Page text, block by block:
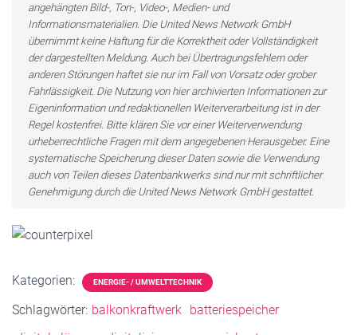
angehängten Bild-, Ton-, Video-, Medien- und
Informationsmaterialien. Die United News Network GmbH
übernimmt keine Haftung für die Korrektheit oder Vollständigkeit
der dargestellten Meldung. Auch bei Übertragungsfehlern oder
anderen Störungen haftet sie nur im Fall von Vorsatz oder grober
Fahrlässigkeit. Die Nutzung von hier archivierten Informationen zur
Eigeninformation und redaktionellen Weiterverarbeitung ist in der
Regel kostenfrei. Bitte klären Sie vor einer Weiterverwendung
urheberrechtliche Fragen mit dem angegebenen Herausgeber. Eine
systematische Speicherung dieser Daten sowie die Verwendung
auch von Teilen dieses Datenbankwerks sind nur mit schriftlicher
Genehmigung durch die United News Network GmbH gestattet.
Kategorien: ENERGIE- / UMWELTTECHNIK
Schlagwörter: balkonkraftwerk
batteriespeicher